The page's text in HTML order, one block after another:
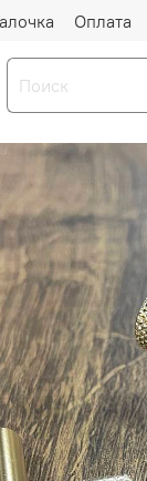
Оплата